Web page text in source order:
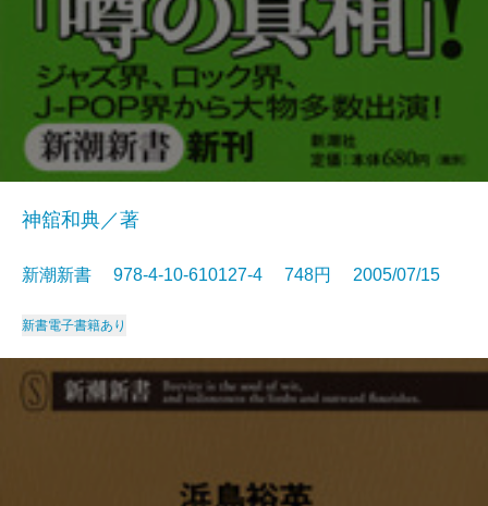
神舘和典／著
新潮新書 978-4-10-610127-4 748円 2005/07/15
新書電子書籍あり